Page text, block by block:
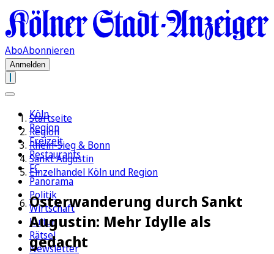
AboAbonnieren
Anmelden
Köln
Region
Freizeit
Restaurants
FC
Panorama
Politik
Wirtschaft
Kultur
Rätsel
Newsletter
Startseite
Region
Rhein-Sieg & Bonn
Sankt Augustin
Einzelhandel Köln und Region
Osterwanderung durch Sankt
Augustin: Mehr Idylle als
gedacht